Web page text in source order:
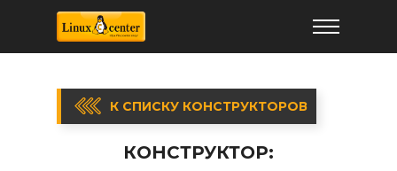
К СПИСКУ КОНСТРУКТОРОВ
КОНСТРУКТОР: